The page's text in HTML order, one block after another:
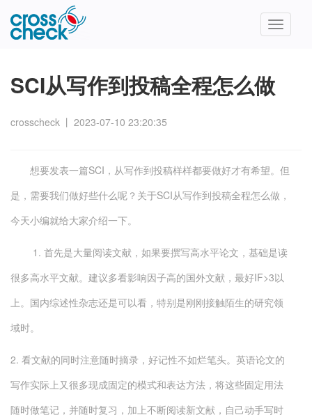
Toggle
SCI从写作到投稿全程怎么做
crosscheck 丨 2023-07-10 23:20:35
想要发表一篇SCI，从写作到投稿样样都要做好才有希望。但
是，需要我们做好些什么呢？关于SCI从写作到投稿全程怎么做，
今天小编就给大家介绍一下。
1. 首先是大量阅读文献，如果要撰写高水平论文，基础是读
很多高水平文献。建议多看影响因子高的国外文献，最好IF>3以
上。国内综述性杂志还是可以看，特别是刚刚接触陌生的研究领
域时。
2. 看文献的同时注意随时摘录，好记性不如烂笔头。英语论文的
写作实际上又很多现成固定的模式和表达方法，将这些固定用法
随时做笔记，并随时复习，加上不断阅读新文献，自己动手写时